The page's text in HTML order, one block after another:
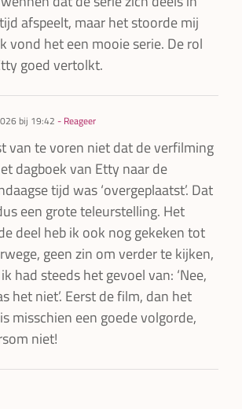
afspeelt, maar het stoorde mij
vond het een mooie serie. De rol
goed vertolkt.
bij 19:42 - Reageer
van te voren niet dat de verfilming
dagboek van Etty naar de
tijd was ‘overgeplaatst’. Dat
een grote teleurstelling. Het
deel heb ik ook nog gekeken tot
geen zin om verder te kijken,
had steeds het gevoel van: ‘Nee,
het niet’. Eerst de film, dan het
misschien een goede volgorde,
niet!